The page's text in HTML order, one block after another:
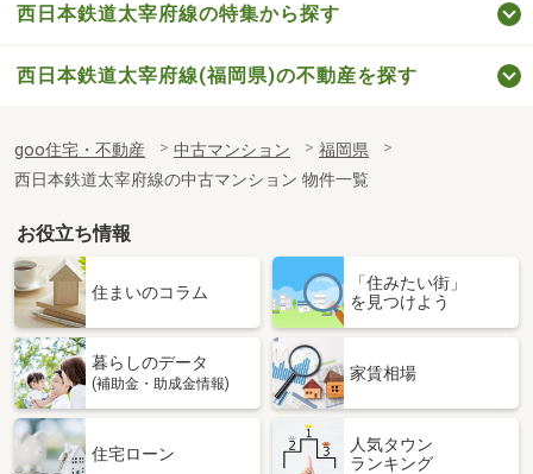
西日本鉄道太宰府線の特集から探す
西日本鉄道太宰府線(福岡県)の不動産を探す
goo住宅・不動産 中古マンション
福岡県
西日本鉄道太宰府線の中古マンション 物件一覧
お役立ち情報
住まいのコラム
「住みたい街」
を見つけよう
暮らしのデータ
(補助金・助成金情報)
家賃相場
住宅ローン
人気タウン
ランキング